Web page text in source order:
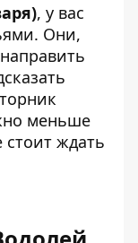
, у вас
Они,
меньше
стоит ждать